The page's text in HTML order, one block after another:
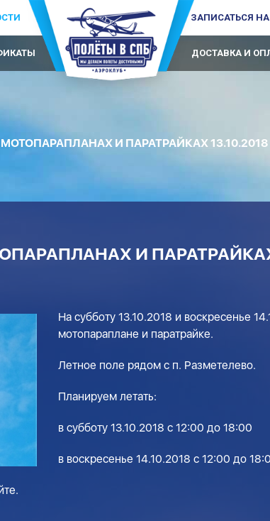
ЗАПИСАТЬСЯ
ДОСТАВКА И
И ПАРАТРАЙКАХ 13.10.2018
И ПАРАТРАЙКАХ
На субботу 13.10.2018 и воскресенье
мотопараплане и паратрайке.
Летное поле рядом с п. Разметелево.
Планируем летать:
в субботу 13.10.2018 с 12:00 до 18:00
в воскресенье 14.10.2018 с 12:00 до